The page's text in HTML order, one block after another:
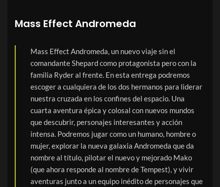
Mass Effect Andromeda
Mass Effect Andromeda, un nuevo viaje sin el
comandante Shepard como protagonista pero con la
familia Ryder al frente. En esta entrega podremos
escoger a cualquiera de los dos hermanos para liderar
nuestra cruzada en los confines del espacio. Una
cuarta aventura épica y colosal con nuevos mundos
que descubrir, personajes interesantes y acción
intensa. Podremos jugar como un humano, hombre o
mujer, explorar la nueva galaxia Andromeda que da
nombre al título, pilotar el nuevo y mejorado Mako
(que ahora responde al nombre de Tempest), y vivir
aventuras junto a un equipo inédito de personajes que